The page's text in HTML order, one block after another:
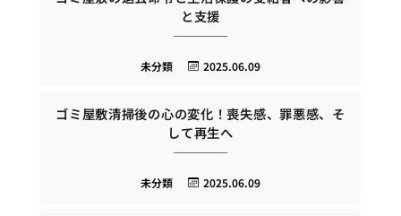
と支援
2025.06.09
未分類
ゴミ屋敷清掃後の心の変化！喪失感、罪悪感、そ
して再生へ
2025.06.09
未分類